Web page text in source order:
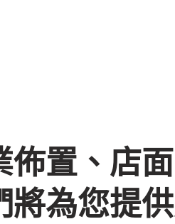
佈置、店
將為您提